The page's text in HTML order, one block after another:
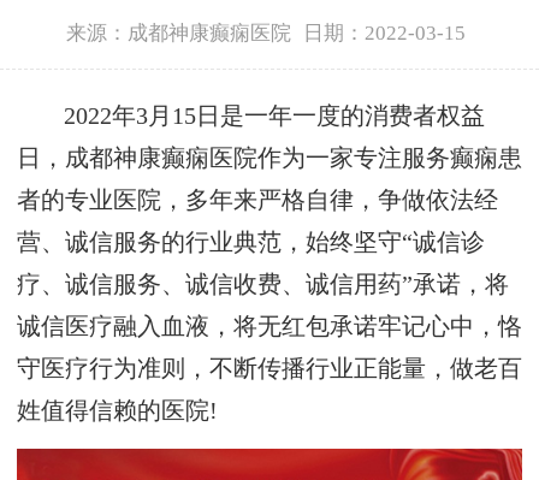
来源：成都神康癫痫医院 日期：2022-03-15
2022年3月15日是一年一度的消费者权益
日，成都神康癫痫医院作为一家专注服务癫痫患
者的专业医院，多年来严格自律，争做依法经
营、诚信服务的行业典范，始终坚守“诚信诊
疗、诚信服务、诚信收费、诚信用药”承诺，将
诚信医疗融入血液，将无红包承诺牢记心中，恪
守医疗行为准则，不断传播行业正能量，做老百
姓值得信赖的医院!